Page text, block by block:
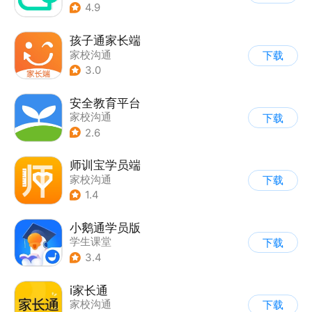
4.9
孩子通家长端
家校沟通
3.0
下载
安全教育平台
家校沟通
2.6
下载
师训宝学员端
家校沟通
1.4
下载
小鹅通学员版
学生课堂
3.4
下载
i家长通
家校沟通
下载